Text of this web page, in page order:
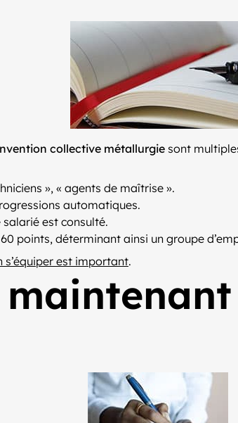
collective métallurgiesont
», « agents de maîtrise ».
automatiques.
est consulté.
points, déterminant ainsi un groupe
est important.